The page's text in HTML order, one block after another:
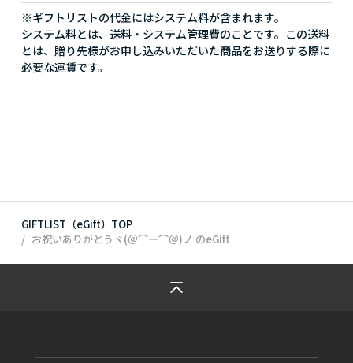
※ギフトリストの代金にはシステム料が含まれます。
システム料とは、送料・システム管理費のことです。この送料
とは、贈り先様がお申し込みいただいた商品をお送りする際に
必要な運賃です。
GIFTLIST（eGift）TOP
お祝いありがとうヾ(＠⌒ー⌒＠)ノ のeGift